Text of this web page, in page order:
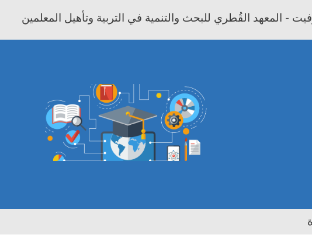
- المعهد القُطري للبحث والتنمية في التربية وتأهيل المعلمين